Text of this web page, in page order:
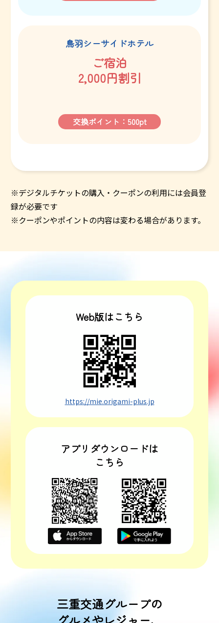
鳥羽シーサイドホテル
ご宿泊
2,000円割引
交換ポイント：500pt
※デジタルチケットの購入・クーポンの利用には会員登
録が必要です
※クーポンやポイントの内容は変わる場合があります。
Web版はこちら
https://mie.origami-plus.jp
アプリダウンロードは
こちら
三重交通グループの